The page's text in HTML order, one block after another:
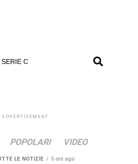
SERIE C
ADVERTISEMENT
POPOLARI VIDEO
LE NOTIZIE 5 ore ago